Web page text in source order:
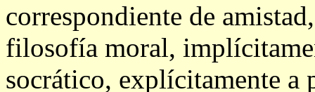
correspondiente de
filosofía moral,
socrático, explícitamente a